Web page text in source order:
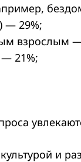
— 29%;
взрослым
21%;
и